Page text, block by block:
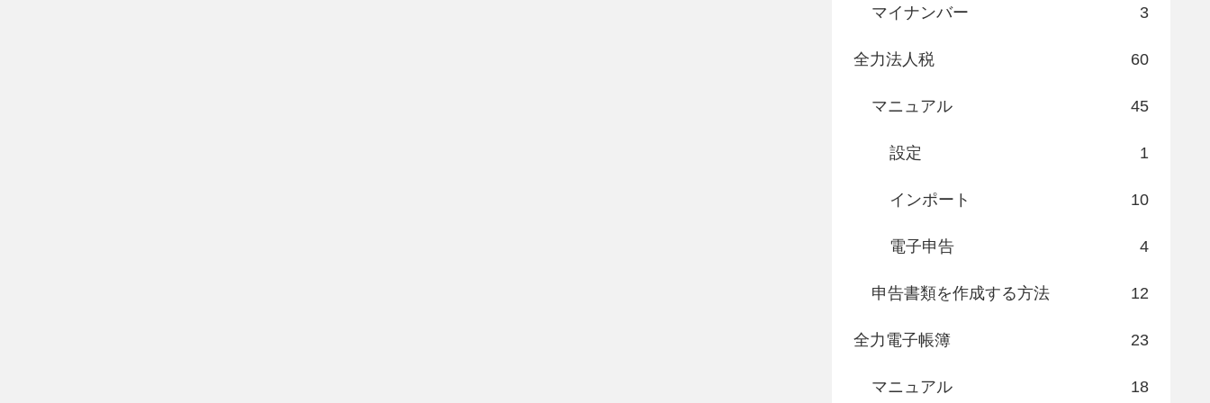
マイナンバー 3
全力法人税 60
マニュアル 45
設定 1
インポート 10
電子申告 4
申告書類を作成する方法 12
全力電子帳簿 23
マニュアル 18